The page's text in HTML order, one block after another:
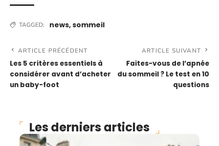
TAGGED: news,sommeil
ARTICLE PRÉCÉDENT
Les 5 critères essentiels à
considérer avant d’acheter
un baby-foot
ARTICLE SUIVANT
Faites-vous de l’apnée
du sommeil ? Le test en 10
questions
Les derniers articles